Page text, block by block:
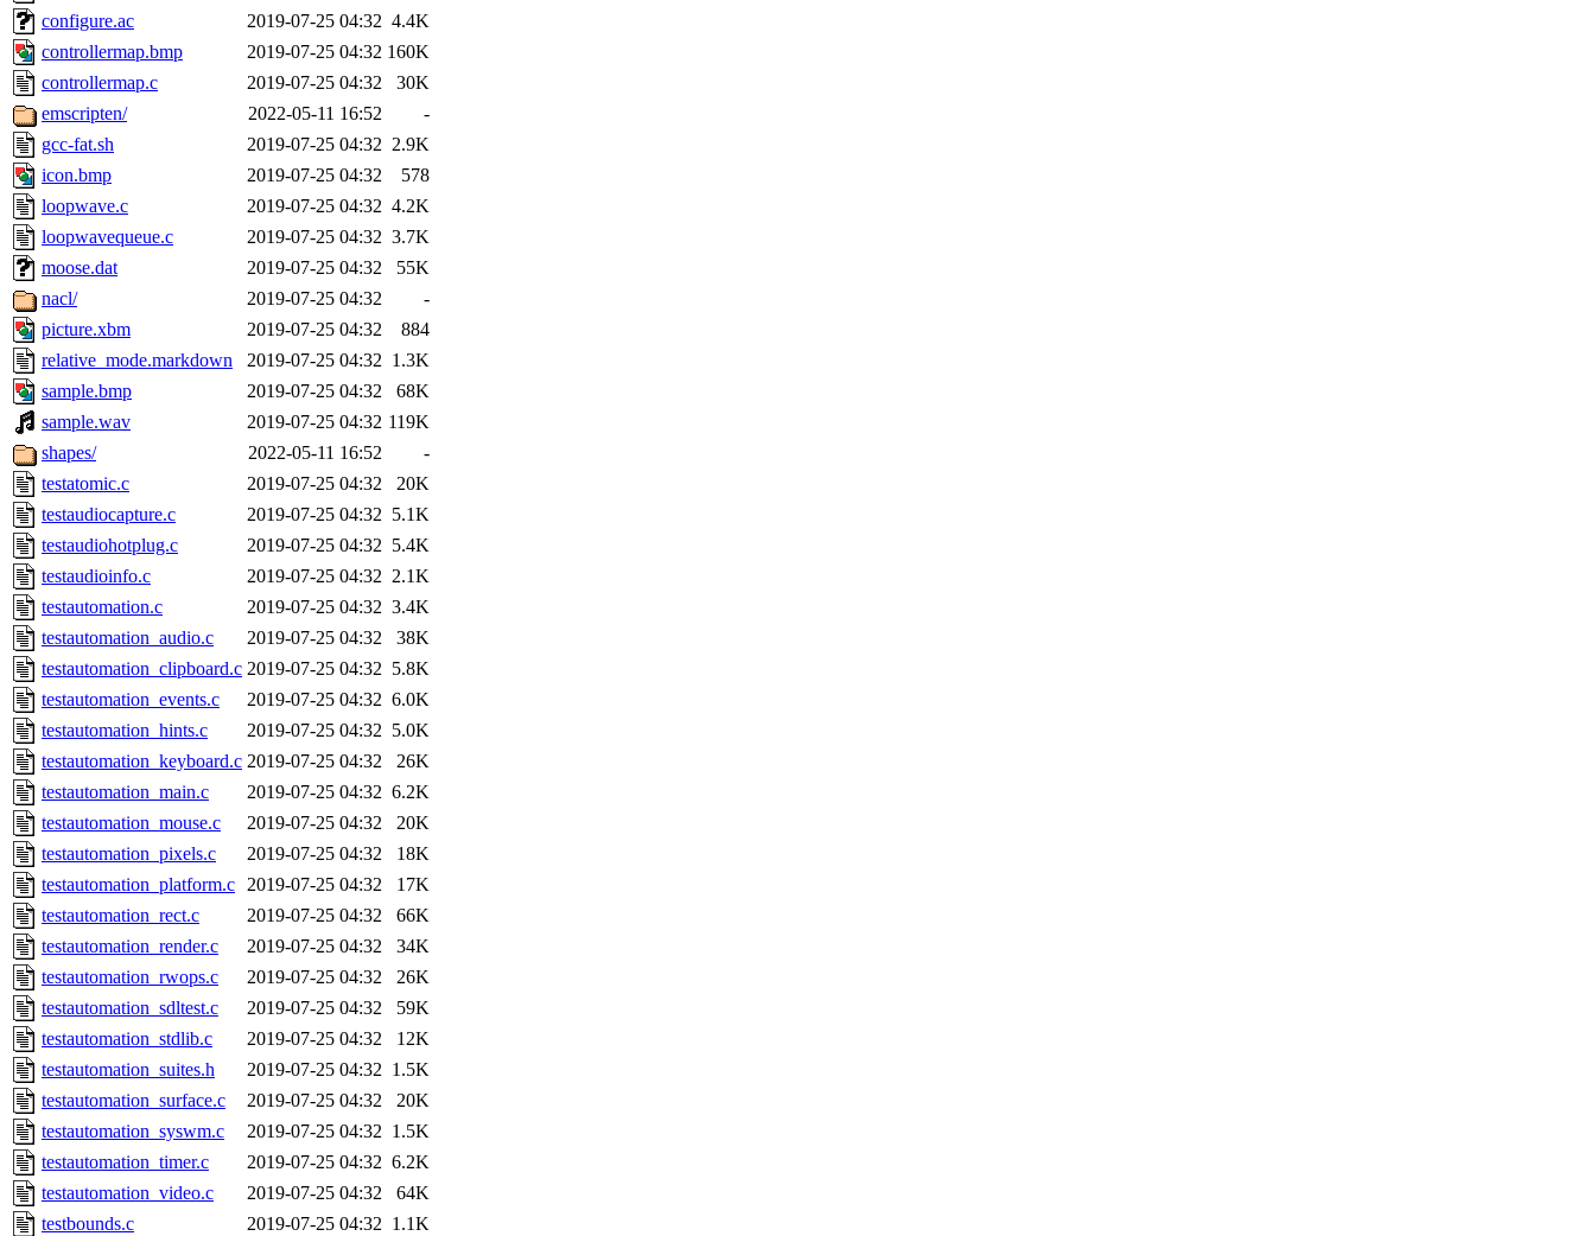
configure.ac
2019-07-25 04:32 4.4K
controllermap.bmp
2019-07-25 04:32 160K
controllermap.c
2019-07-25 04:32
30K
emscripten/
2022-05-11 16:52
-
gcc-fat.sh
2019-07-25 04:32 2.9K
icon.bmp
2019-07-25 04:32
578
loopwave.c
2019-07-25 04:32 4.2K
loopwavequeue.c
2019-07-25 04:32 3.7K
moose.dat
2019-07-25 04:32
55K
nacl/
2019-07-25 04:32
-
picture.xbm
2019-07-25 04:32
884
relative_mode.markdown
2019-07-25 04:32 1.3K
sample.bmp
2019-07-25 04:32
68K
sample.wav
2019-07-25 04:32 119K
shapes/
2022-05-11 16:52
-
testatomic.c
2019-07-25 04:32
20K
testaudiocapture.c
2019-07-25 04:32 5.1K
testaudiohotplug.c
2019-07-25 04:32 5.4K
testaudioinfo.c
2019-07-25 04:32 2.1K
testautomation.c
2019-07-25 04:32 3.4K
testautomation_audio.c
2019-07-25 04:32
38K
testautomation_clipboard.c 2019-07-25 04:32 5.8K
testautomation_events.c
2019-07-25 04:32 6.0K
testautomation_hints.c
2019-07-25 04:32 5.0K
testautomation_keyboard.c 2019-07-25 04:32
26K
testautomation_main.c
2019-07-25 04:32 6.2K
testautomation_mouse.c
2019-07-25 04:32
20K
testautomation_pixels.c
2019-07-25 04:32
18K
testautomation_platform.c 2019-07-25 04:32
17K
testautomation_rect.c
2019-07-25 04:32
66K
testautomation_render.c
2019-07-25 04:32
34K
testautomation_rwops.c
2019-07-25 04:32
26K
testautomation_sdltest.c
2019-07-25 04:32
59K
testautomation_stdlib.c
2019-07-25 04:32
12K
testautomation_suites.h
2019-07-25 04:32 1.5K
testautomation_surface.c
2019-07-25 04:32
20K
testautomation_syswm.c
2019-07-25 04:32 1.5K
testautomation_timer.c
2019-07-25 04:32 6.2K
testautomation_video.c
2019-07-25 04:32
64K
testbounds.c
2019-07-25 04:32 1.1K